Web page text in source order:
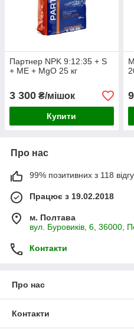
Партнер NPK 9:12:35 + S
+ ME + MgO 25 кг
3 300 ₴/мішок
Купити
Про нас
99% позитивних з 118
Працює з 19.02.2018
м. Полтава
вул. Буровиків, 6, 36000,
Контакти
Про нас
Контакти